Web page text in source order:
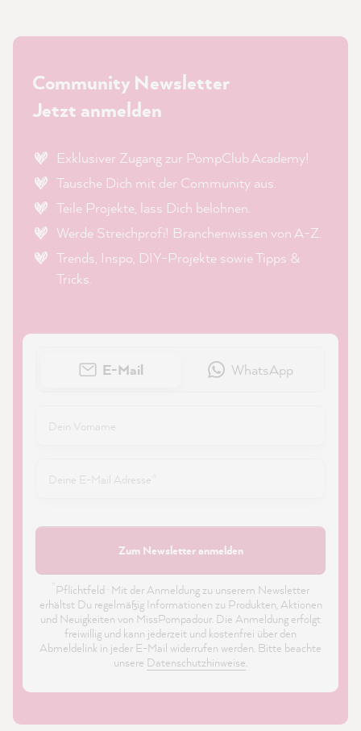
Community Newsletter
Jetzt anmelden
Exklusiver Zugang zur PompClub Academy!
Tausche Dich mit der Community aus.
Teile Projekte, lass Dich belohnen.
Werde Streichprofi! Branchenwissen von A-Z.
Trends, Inspo, DIY-Projekte sowie Tipps &
Tricks.
E-Mail WhatsApp
Zum Newsletter anmelden
Pflichtfeld · Mit der Anmeldung zu unserem Newsletter
erhältst Du regelmäßig Informationen zu Produkten, Aktionen
und Neuigkeiten von MissPompadour. Die Anmeldung erfolgt
freiwillig und kann jederzeit und kostenfrei über den
Abmeldelink in jeder E-Mail widerrufen werden. Bitte beachte
unsere Datenschutzhinweise.